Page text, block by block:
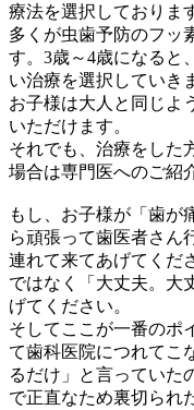
療法を選択しておりま
多くが虫歯予防のフッ
す。3歳～4歳になると
い治療を選択していき
お子様は大人と同じよ
いただけます。
それでも、治療をした
場合は専門医へのご紹
もし、お子様が「歯が
ら頑張って歯医者さん
連れて来てあげてくだ
ではなく「大丈夫。大
げてください。
そしてここが一番のポ
て歯科医院につれてこ
るだけ」と言っていた
で正直なため裏切られ